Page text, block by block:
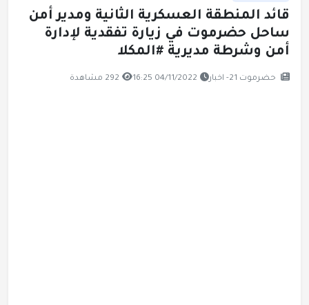
قائد المنطقة العسكرية الثانية ومدير أمن
ساحل حضرموت في زيارة تفقدية لإدارة
أمن وشرطة مديرية #المكلا
حضرموت 21- اخبار 04/11/2022 16:25 292 مشاهدة